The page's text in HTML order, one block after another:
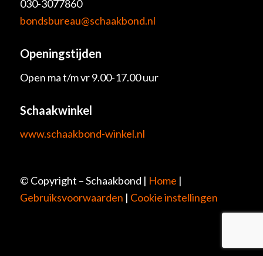
030-3077860
bondsbureau@schaakbond.nl
Openingstijden
Open ma t/m vr 9.00-17.00 uur
Schaakwinkel
www.schaakbond-winkel.nl
© Copyright – Schaakbond | Home |
Gebruiksvoorwaarden | Cookie instellingen